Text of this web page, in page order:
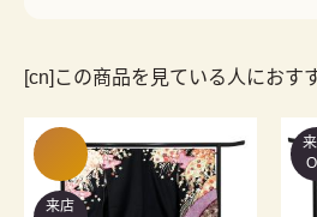
[cn]この商品を見ている人におす
来店